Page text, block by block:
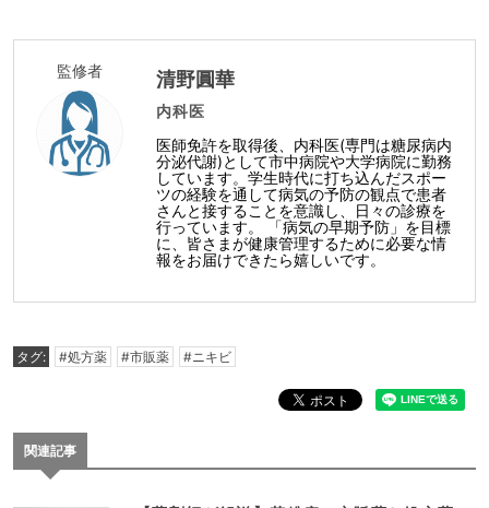
監修者 清野圓華
内科医
医師免許を取得後、内科医(専門は糖尿病内
分泌代謝)として市中病院や大学病院に勤務
しています。学生時代に打ち込んだスポー
ツの経験を通して病気の予防の観点で患者
さんと接することを意識し、日々の診療を
行っています。 「病気の早期予防」を目標
に、皆さまが健康管理するために必要な情
報をお届けできたら嬉しいです。
タグ: #処方薬 #市販薬 #ニキビ
関連記事